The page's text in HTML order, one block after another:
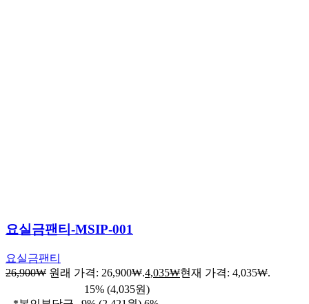
요실금팬티-MSIP-001
요실금팬티
26,900₩ 원래 가격: 26,900₩.4,035₩현재 가격: 4,035₩.
15% (4,035원)